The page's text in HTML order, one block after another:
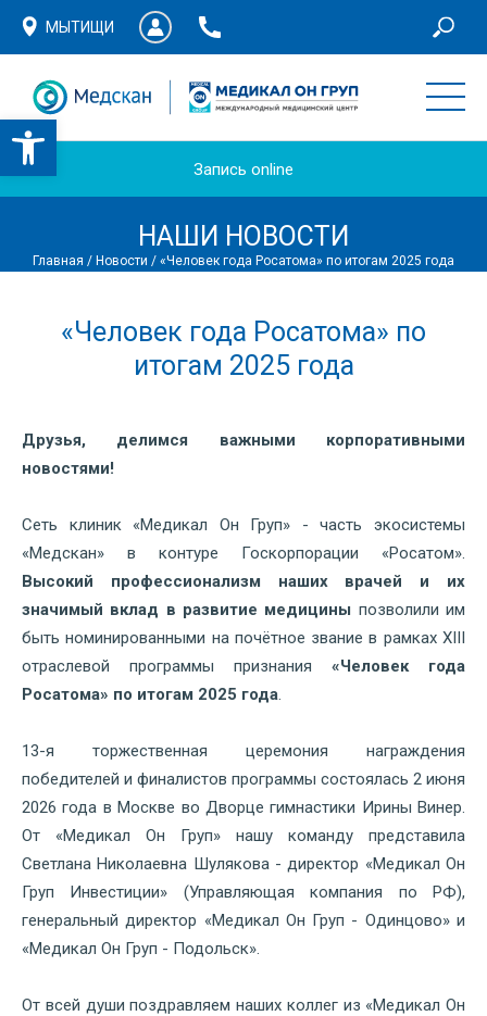
МЫТИЩИ
Запись online
НАШИ НОВОСТИ
Главная / Новости / «Человек года Росатома» по итогам 2025 года
«Человек года Росатома» по
итогам 2025 года
Друзья, делимся важными корпоративными
новостями!
Сеть клиник «Медикал Он Груп» - часть экосистемы
«Медскан» в контуре Госкорпорации «Росатом».
Высокий профессионализм наших врачей и их
значимый вклад в развитие медицины позволили им
быть номинированными на почётное звание в рамках XIII
отраслевой программы признания «Человек года
Росатома» по итогам 2025 года.
13-я торжественная церемония награждения
победителей и финалистов программы состоялась 2 июня
2026 года в Москве во Дворце гимнастики Ирины Винер.
От «Медикал Он Груп» нашу команду представила
Светлана Николаевна Шулякова - директор «Медикал Он
Груп Инвестиции» (Управляющая компания по РФ),
генеральный директор «Медикал Он Груп - Одинцово» и
«Медикал Он Груп - Подольск».
От всей души поздравляем наших коллег из «Медикал Он